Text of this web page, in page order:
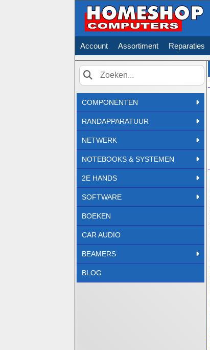
Account Assortiment Reparaties
Zoek
COMPONENTEN
RANDAPPARATUUR
NETWERK
NOTEBOOKS & SYSTEMEN
2E HANDS
SOFTWARE
BOEKEN
CAR AUDIO
BEAMERS
BLOG